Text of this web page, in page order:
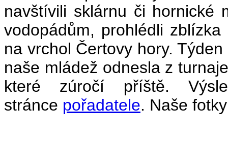
navštívili sklárnu či hornické
vodopádům, prohlédli
na vrchol Čertovy hory.
naše mládež odnesla z
které zúročí příště.
stránce pořadatele. Naše